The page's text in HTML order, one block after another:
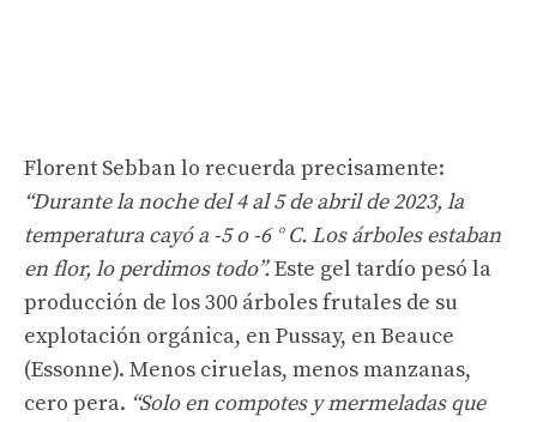
Florent Sebban lo recuerda precisamente:
“Durante la noche del 4 al 5 de abril de 2023, la
temperatura cayó a -5 o -6 ° C. Los árboles estaban
en flor, lo perdimos todo”.Este gel tardío pesó la
producción de los 300 árboles frutales de su
explotación orgánica, en Pussay, en Beauce
(Essonne). Menos ciruelas, menos manzanas,
cero pera. “Solo en compotes y mermeladas que